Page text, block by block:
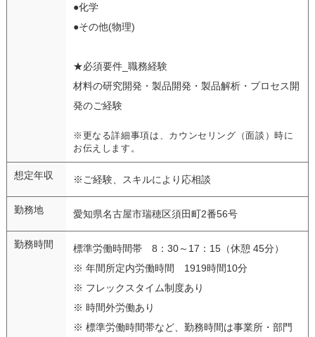
●化学
●その他(物理)
★必須要件_職務経験
材料の研究開発・製品開発・製品解析・プロセス開
発のご経験
※更なる詳細事項は、カウンセリング（面談）時に
お伝えします。
想定年収 ※ご経験、スキルにより応相談
勤務地 愛知県名古屋市瑞穂区須田町2番56号
勤務時間
標準労働時間帯 8：30～17：15（休憩 45分）
※ 年間所定内労働時間 1919時間10分
※ フレックスタイム制度あり
※ 時間外労働あり
※ 標準労働時間帯など、勤務時間は事業所・部門